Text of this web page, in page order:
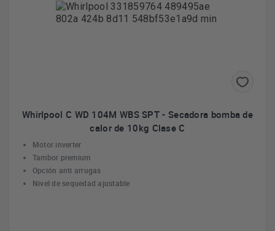
Whirlpool C WD 104M WBS SPT - Secadora bomba de
calor de 10kg Clase C
Motor inverter
Tambor premium
Opción anti arrugas
Nivel de sequedad ajustable